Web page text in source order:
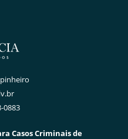
0883
Casos Criminais de